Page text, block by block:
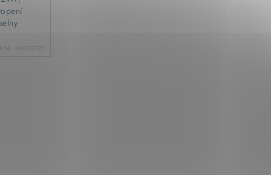
Kód: BB003725